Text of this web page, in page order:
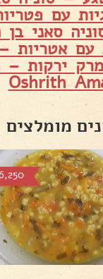
עם
סאני בן
עם אטריות
Oshrith
מומלצים
46,250